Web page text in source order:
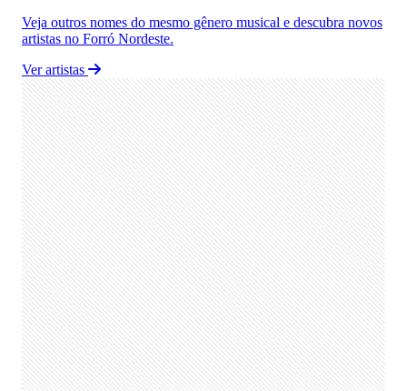
Veja outros nomes do mesmo gênero musical e descubra novos
artistas no Forró Nordeste.
Ver artistas